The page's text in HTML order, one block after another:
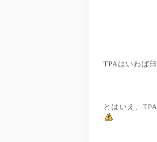
TPAはいわば
とはいえ、